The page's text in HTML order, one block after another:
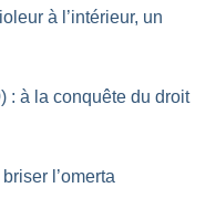
à l’intérieur, un
: à la conquête du droit
l’omerta